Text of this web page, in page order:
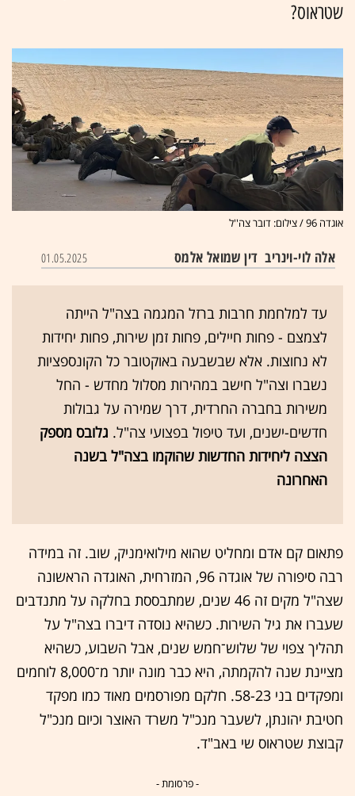
שטראוס?
אוגדה 96 / צילום: דובר צה''ל
אלה לוי-וינריב דין שמואל אלמס 01.05.2025
עד למלחמת חרבות ברזל המגמה בצה"ל הייתה
לצמצם - פחות חיילים, פחות זמן שירות, פחות יחידות
לא נחוצות. אלא שבשבעה באוקטובר כל הקונספציות
נשברו וצה"ל חישב במהירות מסלול מחדש - החל
משירות בחברה החרדית, דרך שמירה על גבולות
חדשים-ישנים, ועד טיפול בפצועי צה"ל. גלובס מספק
הצצה ליחידות החדשות שהוקמו בצה"ל בשנה
האחרונה
פתאום קם אדם ומחליט שהוא מילואימניק, שוב. זה במידה
רבה סיפורה של אוגדה 96, המזרחית, האוגדה הראשונה
שצה"ל מקים זה 46 שנים, שמתבססת בחלקה על מתנדבים
שעברו את גיל השירות. כשהיא נוסדה דיברו בצה"ל על
תהליך צפוי של שלוש־חמש שנים, אבל השבוע, כשהיא
מציינת שנה להקמתה, היא כבר מונה יותר מ־8,000 לוחמים
ומפקדים בני 58-23. חלקם מפורסמים מאוד כמו מפקד
חטיבת יהונתן, לשעבר מנכ"ל משרד האוצר וכיום מנכ"ל
קבוצת שטראוס שי באב"ד.
- פרסומת -